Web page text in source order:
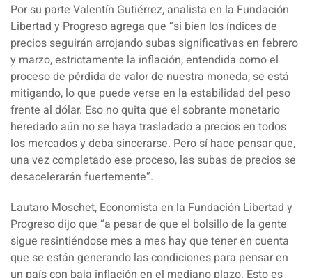
Por su parte Valentín Gutiérrez, analista en la Fundación
Libertad y Progreso agrega que “si bien los índices de
precios seguirán arrojando subas significativas en febrero
y marzo, estrictamente la inflación, entendida como el
proceso de pérdida de valor de nuestra moneda, se está
mitigando, lo que puede verse en la estabilidad del peso
frente al dólar. Eso no quita que el sobrante monetario
heredado aún no se haya trasladado a precios en todos
los mercados y deba sincerarse. Pero sí hace pensar que,
una vez completado ese proceso, las subas de precios se
desacelerarán fuertemente”.
Lautaro Moschet, Economista en la Fundación Libertad y
Progreso dijo que “a pesar de que el bolsillo de la gente
sigue resintiéndose mes a mes hay que tener en cuenta
que se están generando las condiciones para pensar en
un país con baja inflación en el mediano plazo. Esto es